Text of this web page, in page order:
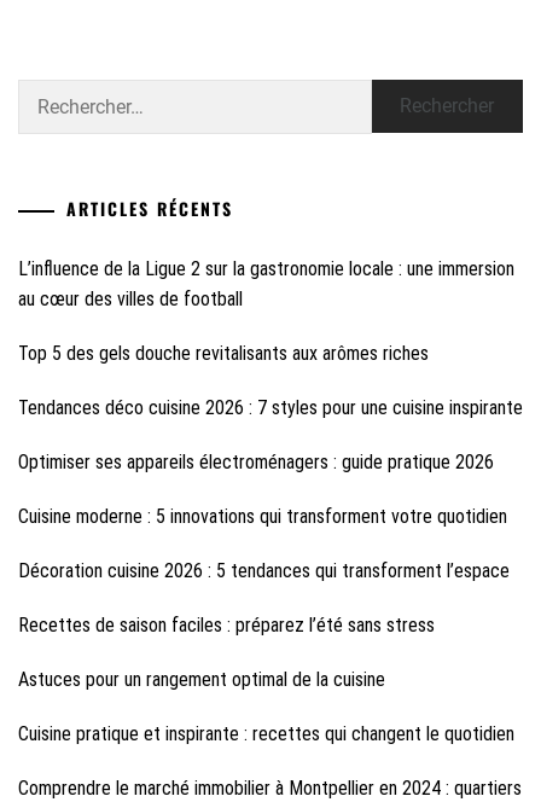
ARTICLES RÉCENTS
L’influence de la Ligue 2 sur la gastronomie locale : une immersion
au cœur des villes de football
Top 5 des gels douche revitalisants aux arômes riches
Tendances déco cuisine 2026 : 7 styles pour une cuisine inspirante
Optimiser ses appareils électroménagers : guide pratique 2026
Cuisine moderne : 5 innovations qui transforment votre quotidien
Décoration cuisine 2026 : 5 tendances qui transforment l’espace
Recettes de saison faciles : préparez l’été sans stress
Astuces pour un rangement optimal de la cuisine
Cuisine pratique et inspirante : recettes qui changent le quotidien
Comprendre le marché immobilier à Montpellier en 2024 : quartiers